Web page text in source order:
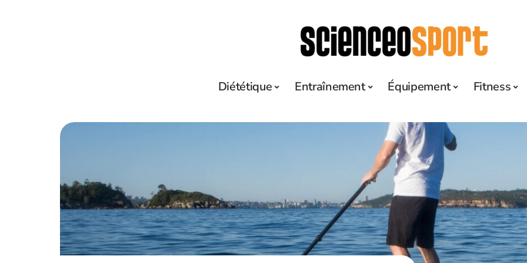
Diététique Entraînement Équipement Fitness